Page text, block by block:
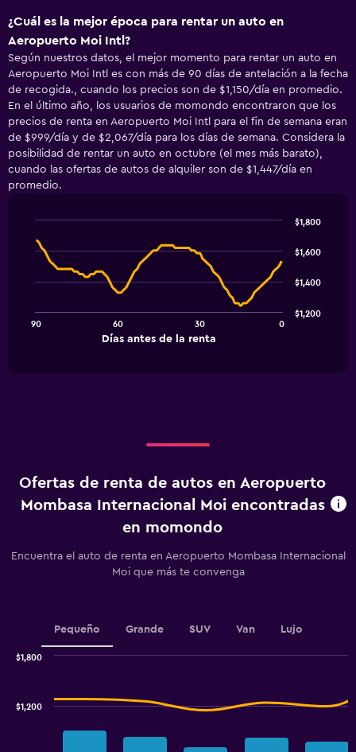
¿Cuál es la mejor época para rentar un auto en
Aeropuerto Moi Intl?
Según nuestros datos, el mejor momento para rentar un auto en
Aeropuerto Moi Intl es con más de 90 días de antelación a la fecha
de recogida., cuando los precios son de $1,150/día en promedio.
En el último año, los usuarios de momondo encontraron que los
precios de renta en Aeropuerto Moi Intl para el fin de semana eran
de $999/día y de $2,067/día para los días de semana. Considera la
posibilidad de rentar un auto en octubre (el mes más barato),
cuando las ofertas de autos de alquiler son de $1,447/día en
promedio.
Line
chart
with
The
la
renta.
Range:
The
displaying
values.
to
Chart
graphic.
Días antes de la renta
90 60 30 0
$1,200
$1,400
$1,600
$1,800
Ofertas de renta de autos en Aeropuerto
Mombasa Internacional Moi encontradas
en momondo
Encuentra el auto de renta en Aeropuerto Mombasa Internacional
Moi que más te convenga
Pequeño Grande SUV Van Lujo
$1,200
$1,800